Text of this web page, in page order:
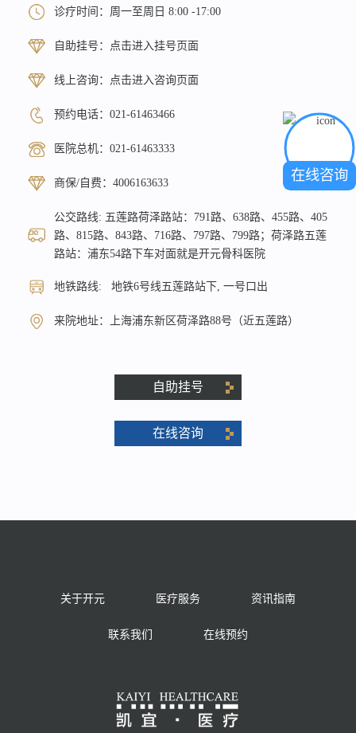
诊疗时间：周一至周日 8:00 -17:00
自助挂号： 点击进入挂号页面
线上咨询： 点击进入咨询页面
预约电话： 021-61463466
医院总机： 021-61463333
商保/自费： 4006163633
公交路线: 五莲路荷泽路站：791路、638路、455路、405
路、815路、843路、716路、797路、799路；荷泽路五莲
路站：浦东54路下车对面就是开元骨科医院
地铁路线: 地铁6号线五莲路站下, 一号口出
来院地址：上海浦东新区荷泽路88号（近五莲路）
自助挂号
在线咨询
关于开元 医疗服务 资讯指南
联系我们 在线预约
在线咨询